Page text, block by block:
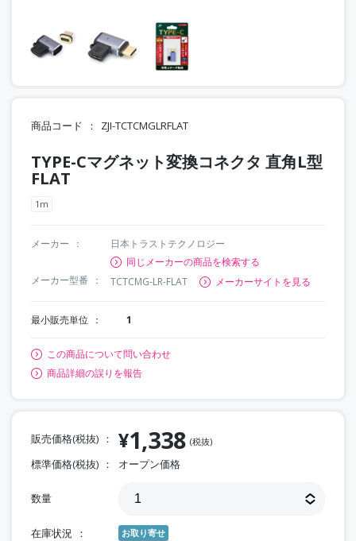
商品コード ZJI-TCTCMGLRFLAT
TYPE-Cマグネット変換コネクタ 直角L型
FLAT
1m
メーカー
日本トラストテクノロジー
同じメーカーの商品を検索する
メーカー型番
TCTCMG-LR-FLAT メーカーサイトを見る
最小販売単位 1
この商品について問い合わせ
商品詳細の誤りを報告
販売価格(税抜) ¥1,338 (税抜)
標準価格(税抜) オープン価格
数量
在庫状況 お取り寄せ